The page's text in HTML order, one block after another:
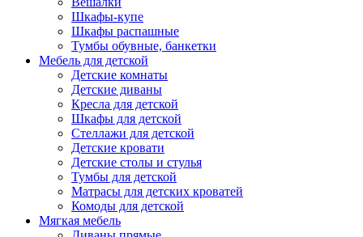
Шкафы-купе
Шкафы распашные
Тумбы обувные, банкетки
Мебель для детской
Детские комнаты
Детские диваны
Кресла для детской
Шкафы для детской
Стеллажи для детской
Детские кровати
Детские столы и стулья
Тумбы для детской
Матрасы для детских кроватей
Комоды для детской
Мягкая мебель